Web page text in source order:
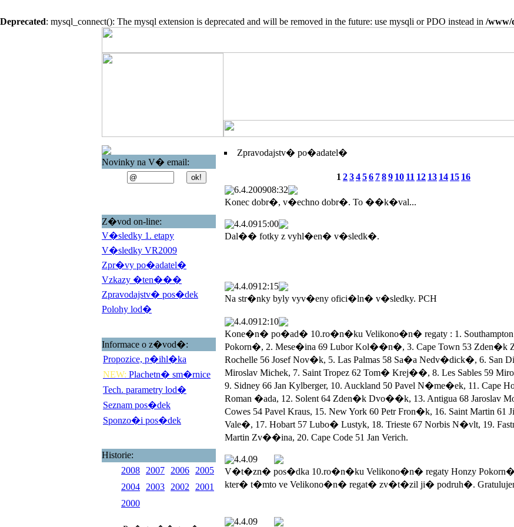
Deprecated: mysql_connect(): The mysql extension is deprecated and will be removed in the future: use mysqli or PDO instead in /www/
Novinky na V� email:
Z�vod on-line:
V�sledky 1. etapy
V�sledky VR2009
Zpr�vy po�adatel�
Vzkazy �ten���
Zpravodajstv� pos�dek
Polohy lod�
Informace o z�vod�:
Propozice, p�ihl�ka
NEW: Plachetn� sm�rnice
Tech. parametry lod�
Seznam pos�dek
Sponzo�i pos�dek
Historie:
2008
2007 2006
2005
2004
2003 2002
2001
2000
Zpravodajstv� po�adatel�
1 23456 789 10 11 12 13 14 15 16
6.4.200908:32
Konec dobr�, v�echno dobr�. To ��k�val...
4.4.0915:00
Dal�� fotky z vyhl�en� v�sledk�.
4.4.0912:15
Na str�nky byly vyv�eny ofici�ln� v�sledky. PCH
4.4.0912:10
Kone�n� po�ad� 10.ro�n�ku Velikono�n� regaty : 1. Southampton
Pokorn�, 2. Mese�ina 69 Lubor Kol��n�, 3. Cape Town 53 Zden�k
Rochelle 56 Josef Nov�k, 5. Las Palmas 58 Sa�a Nedv�dick�, 6. San
Miroslav Michek, 7. Saint Tropez 62 Tom� Krej��, 8. Les Sables 59
9. Sidney 66 Jan Kylberger, 10. Auckland 50 Pavel N�me�ek, 11. Cape
Roman �ada, 12. Solent 64 Zden�k Dvo��k, 13. Antigua 68 Jaroslav
Cowes 54 Pavel Kraus, 15. New York 60 Petr Fron�k, 16. Saint Martin
Vale�, 17. Hobart 57 Lubo� Lustyk, 18. Trieste 67 Norbis N�vlt, 19.
Martin Zv��ina, 20. Cape Code 51 Jan Verich.
4.4.09
V�t�zn� pos�dka 10.ro�n�ku Velikono�n� regaty Honzy
kter� t�mto ve Velikono�n� regat� zv�t�zil ji� podruh�.
4.4.09